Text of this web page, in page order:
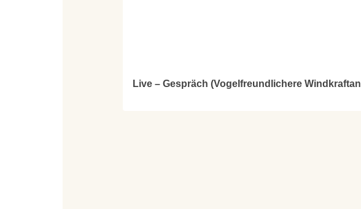
Live – Gespräch (Vogelfreundlichere